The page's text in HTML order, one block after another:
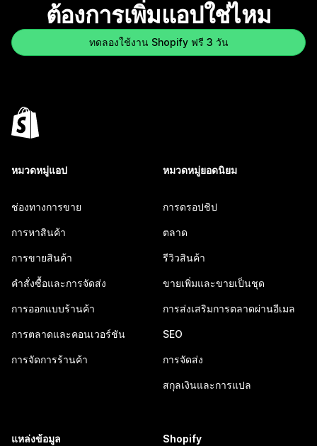
ต้องการเพิ่มแอปใช่ไหม
ทดลองใช้งาน Shopify ฟรี 3 วัน
หมวดหมู่แอป
ช่องทางการขาย
การหาสินค้า
การขายสินค้า
คำสั่งซื้อและการจัดส่ง
การออกแบบร้านค้า
การตลาดและคอนเวอร์ชัน
การจัดการร้านค้า
หมวดหมู่ยอดนิยม
การดรอปชิป
ตลาด
รีวิวสินค้า
ขายเพิ่มและขายเป็นชุด
การส่งเสริมการตลาดผ่านอีเมล
SEO
การจัดส่ง
สกุลเงินและการแปล
แหล่งข้อมูล Shopify